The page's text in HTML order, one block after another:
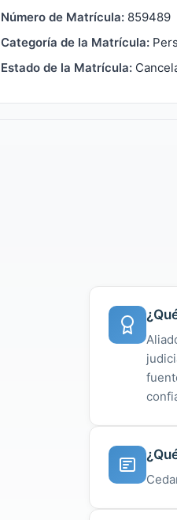
Número de Matrícula: 859489
Categoría de la Matrícula:
Estado de la Matrícula: